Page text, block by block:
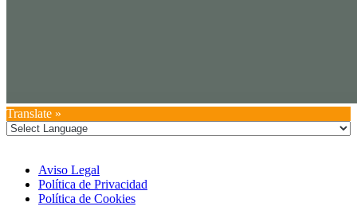
Translate »
Aviso Legal
Política de Privacidad
Política de Cookies